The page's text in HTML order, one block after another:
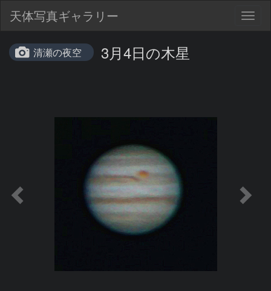
天体写真ギャラリー
清瀬の夜空 3月4日の木星